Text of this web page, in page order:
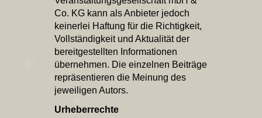
Co. KG kann als Anbieter jedoch
keinerlei Haftung für die Richtigkeit,
Vollständigkeit und Aktualität der
bereitgestellten Informationen
übernehmen. Die einzelnen Beiträge
repräsentieren die Meinung des
jeweiligen Autors.
Urheberrechte